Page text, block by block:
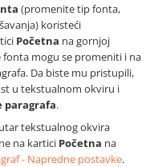
(promenite tip fonta,
koristeći
Početna na gornjoj
mogu se promeniti i na
Da biste mu pristupili,
u tekstualnom okviru i
paragrafa.
tekstualnog okvira
na kartici Početna na
- Napredne postavke.